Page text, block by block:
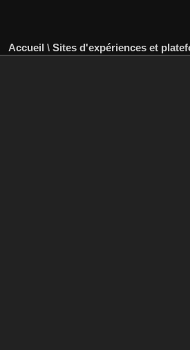
Accueil \ Sites d'expériences et